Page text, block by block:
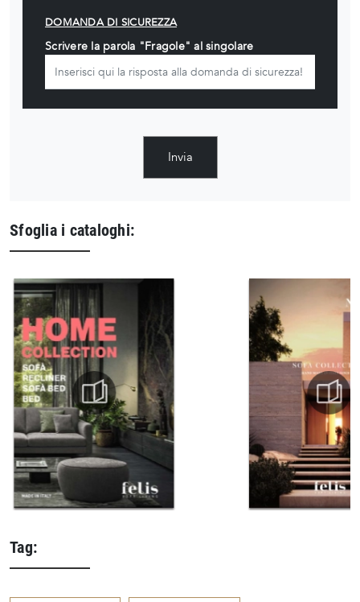
DOMANDA DI SICUREZZA
Scrivere la parola "Fragole" al singolare
Invia
Sfoglia i cataloghi:
Tag: